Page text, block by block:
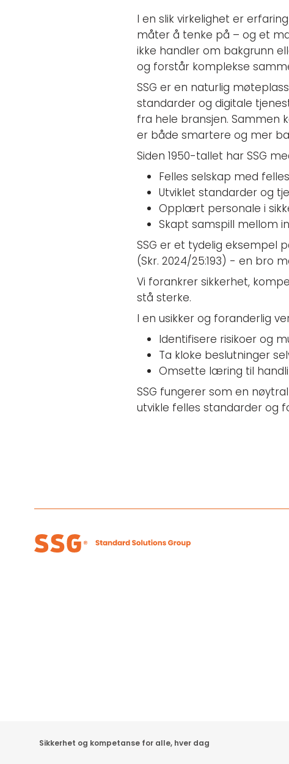
I en slik virkelighet er
måter å tenke på – og et
ikke handler om bakgrunn
og forstår komplekse
SSG er en naturlig
standarder og digitale
fra hele bransjen. Sammen
er både smartere og mer
Siden 1950-tallet har SSG
Felles selskap med
Utviklet standarder og
Opplært personale i
Skapt samspill mellom
SSG er et tydelig eksempel
(Skr. 2024/25:193) - en bro
Vi forankrer sikkerhet,
stå sterke.
I en usikker og foranderlig
Identifisere risikoer og
Ta kloke beslutninger
Omsette læring til
SSG fungerer som en
utvikle felles standarder og
Sikkerhet og kompetanse for alle, hver dag